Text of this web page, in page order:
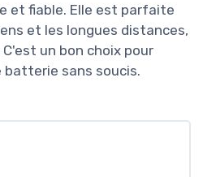
et fiable. Elle est parfaite
et les longues distances,
un bon choix pour
batterie sans soucis.